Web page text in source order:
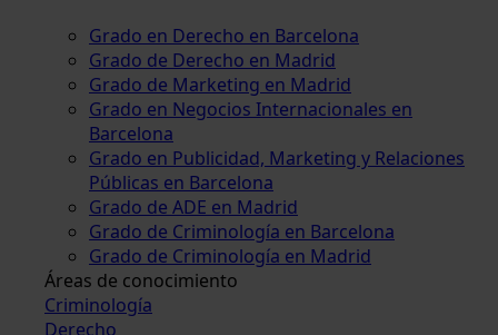
Grado en Derecho en Barcelona
Grado de Derecho en Madrid
Grado de Marketing en Madrid
Grado en Negocios Internacionales en
Barcelona
Grado en Publicidad, Marketing y Relaciones
Públicas en Barcelona
Grado de ADE en Madrid
Grado de Criminología en Barcelona
Grado de Criminología en Madrid
Áreas de conocimiento
Criminología
Derecho